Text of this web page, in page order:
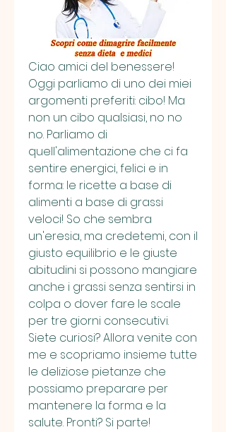
Ciao amici del benessere!
Oggi parliamo di uno dei miei
argomenti preferiti: cibo! Ma
non un cibo qualsiasi, no no
no. Parliamo di
quell'alimentazione che ci fa
sentire energici, felici e in
forma: le ricette a base di
alimenti a base di grassi
veloci! So che sembra
un'eresia, ma credetemi, con il
giusto equilibrio e le giuste
abitudini si possono mangiare
anche i grassi senza sentirsi in
colpa o dover fare le scale
per tre giorni consecutivi.
Siete curiosi? Allora venite con
me e scopriamo insieme tutte
le deliziose pietanze che
possiamo preparare per
mantenere la forma e la
salute. Pronti? Si parte!